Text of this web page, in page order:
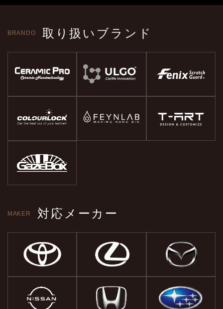
BRANDO 取り扱いブランド
MAKER 対応メーカー